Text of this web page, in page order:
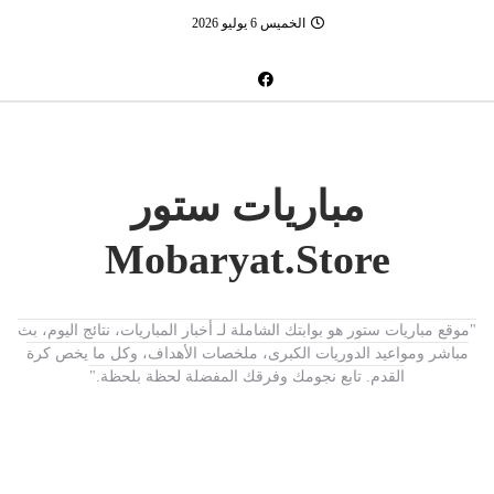
الخميس 6 يوليو 2026
مباريات ستور
Mobaryat.Store
"موقع مباريات ستور هو بوابتك الشاملة لـ أخبار المباريات، نتائج اليوم، بث
مباشر ومواعيد الدوريات الكبرى، ملخصات الأهداف، وكل ما يخص كرة
القدم. تابع نجومك وفرقك المفضلة لحظة بلحظة."